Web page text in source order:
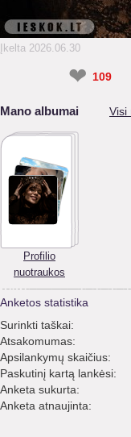
Įkelta 2026.06.30
❤ 109
Mano albumai Visi
Profilio
nuotraukos
Anketos statistika
Surinkti taškai:
Atsakomumas:
Apsilankymų skaičius:
Paskutinį kartą lankėsi:
Anketa sukurta:
Anketa atnaujinta: